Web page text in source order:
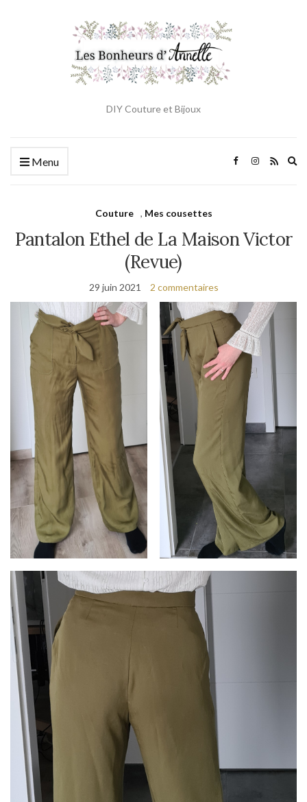
DIY Couture et Bijoux
Menu
Couture , Mes cousettes
Pantalon Ethel de La Maison Victor
(Revue)
29 juin 2021 2 commentaires